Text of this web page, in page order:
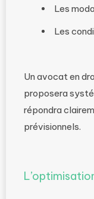
Les
Les
Un avocat en
proposera
répondra
prévisionnels.